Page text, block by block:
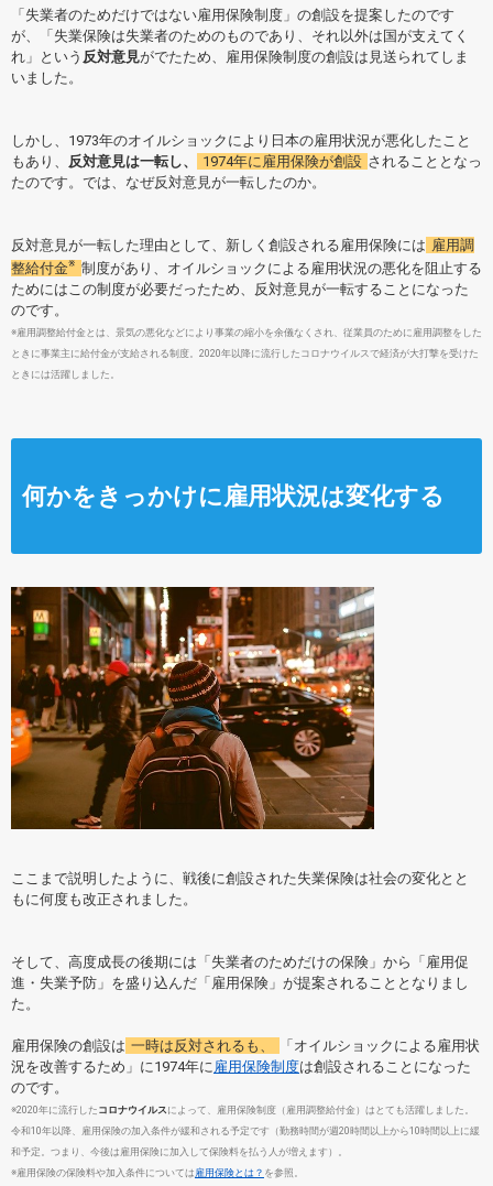
「失業者のためだけではない雇用保険制度」の創設を提案したのです
が、「失業保険は失業者のためのものであり、それ以外は国が支えてく
れ」という 反対意見がでたため、雇用保険制度の創設は見送られてしま
いました。
しかし、1973年のオイルショックにより日本の雇用状況が悪化したこと
もあり、
反対意見は一転し、 1974年に雇用保険が創設 されることとなっ
たのです。では、なぜ反対意見が一転したのか。
反対意見が一転した理由として、新しく創設される雇用保険には 雇用調
整給付金※ 制度があり、オイルショックによる雇用状況の悪化を阻止する
ためにはこの制度が必要だったため、 反対意見が一転することになった
のです。
※雇用調整給付金とは、景気の悪化などにより事業の縮小を余儀なくされ、従業員のために雇用調整をした
ときに事業主に給付金が支給される制度。2020年以降に流行したコロナウイルスで経済が大打撃を受けた
ときには活躍しました。
何かをきっかけに雇用状況は変化する
ここまで説明したように、戦後に創設された失業保険は社会の変化とと
もに何度も改正されました。
そして、高度成長の後期には「失業者のためだけの保険」から「雇用促
進・失業予防」を盛り込んだ「雇用保険」が提案されることとなりまし
た。
雇用保険の創設は 一時は反対されるも、
「オイルショックによる雇用状
況を改善するため」に1974年に雇用保険制度は創設されることになった
のです。
※2020年に流行した コロナウイルス によって、雇用保険制度（雇用調整給付金）はとても活躍しました。
令和10年以降、雇用保険の加入条件が緩和される予定です（勤務時間が週20時間以上から10時間以上に緩
和予定。つまり、今後は雇用保険に加入して保険料を払う人が増えます）。
※雇用保険の保険料や加入条件については 雇用保険とは？ を参照。